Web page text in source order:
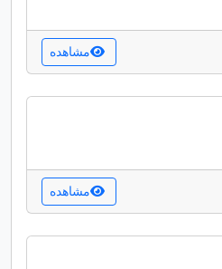
مشاهده
مشاهده